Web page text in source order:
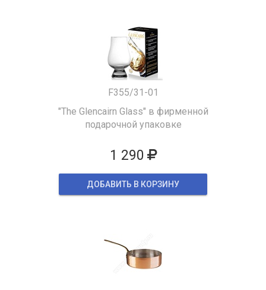
F355/31-01
"The Glencairn Glass" в фирменной
подарочной упаковке
1 290
ДОБАВИТЬ В КОРЗИНУ